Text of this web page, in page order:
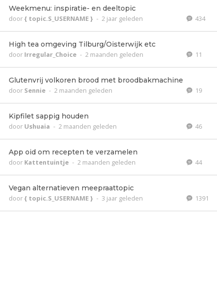
Weekmenu: inspiratie- en deeltopic
door{ topic.S_USERNAME } - 2 jaar geleden 434
High tea omgeving Tilburg/Oisterwijk etc
door Irregular_Choice - 2 maanden geleden 11
Glutenvrij volkoren brood met broodbakmachine
door Sennie - 2 maanden geleden 19
Kipfilet sappig houden
door Ushuaia - 2 maanden geleden 46
App oid om recepten te verzamelen
door Kattentuintje - 2 maanden geleden 44
Vegan alternatieven meepraattopic
door{ topic.S_USERNAME } - 3 jaar geleden 1391